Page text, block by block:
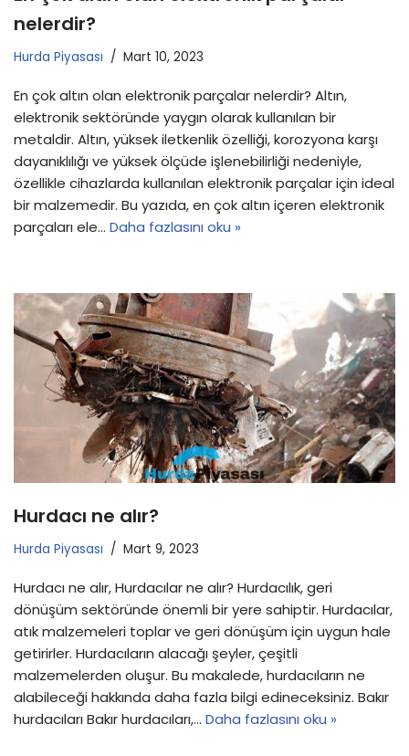
nelerdir?
Hurda Piyasası Mart 10, 2023
En çok altın olan elektronik parçalar nelerdir? Altın,
elektronik sektöründe yaygın olarak kullanılan bir
metaldir. Altın, yüksek iletkenlik özelliği, korozyona karşı
dayanıklılığı ve yüksek ölçüde işlenebilirliği nedeniyle,
özellikle cihazlarda kullanılan elektronik parçalar için ideal
bir malzemedir. Bu yazıda, en çok altın içeren elektronik
parçaları ele… Daha fazlasını oku »
Hurdacı ne alır?
Hurda Piyasası Mart 9, 2023
Hurdacı ne alır, Hurdacılar ne alır? Hurdacılık, geri
dönüşüm sektöründe önemli bir yere sahiptir. Hurdacılar,
atık malzemeleri toplar ve geri dönüşüm için uygun hale
getirirler. Hurdacıların alacağı şeyler, çeşitli
malzemelerden oluşur. Bu makalede, hurdacıların ne
alabileceği hakkında daha fazla bilgi edineceksiniz. Bakır
hurdacıları Bakır hurdacıları,… Daha fazlasını oku »